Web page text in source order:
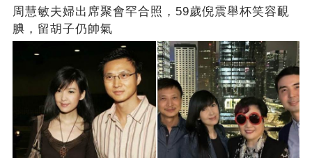
周慧敏夫婦出席聚會罕合照，59歲倪震舉杯笑容靦
腆，留胡子仍帥氣